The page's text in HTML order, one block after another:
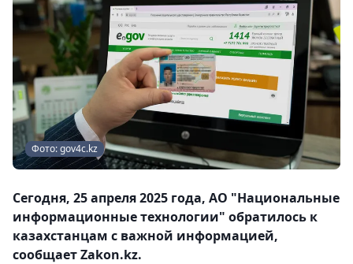
Фото: gov4c.kz
Сегодня, 25 апреля 2025 года, АО "Национальные
информационные технологии" обратилось к
казахстанцам с важной информацией,
сообщает Zakon.kz.